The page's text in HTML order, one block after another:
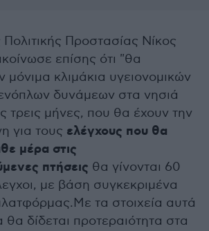
Προστασίας Νίκος
επίσης ότι "θα
κλιμάκια υγειονομικών
δυνάμεων στα νησιά
τρεις μήνες, που θα έχουν την
για τους ελέγχους που θα
μέρα στις
πτήσεις θα γίνονται 60
με βάση συγκεκριμένα
τα στοιχεία αυτά
δίδεται προτεραιότητα στα